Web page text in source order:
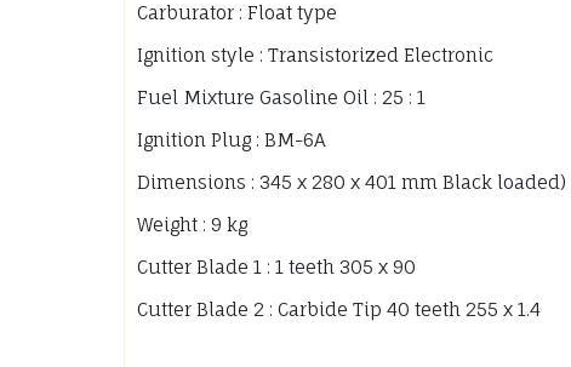
Carburator : Float type
Ignition style : Transistorized Electronic
Fuel Mixture Gasoline Oil : 25 : 1
Ignition Plug : BM-6A
Dimensions : 345 x 280 x 401 mm Black loaded)
Weight : 9 kg
Cutter Blade 1 : 1 teeth 305 x 90
Cutter Blade 2 : Carbide Tip 40 teeth 255 x 1.4